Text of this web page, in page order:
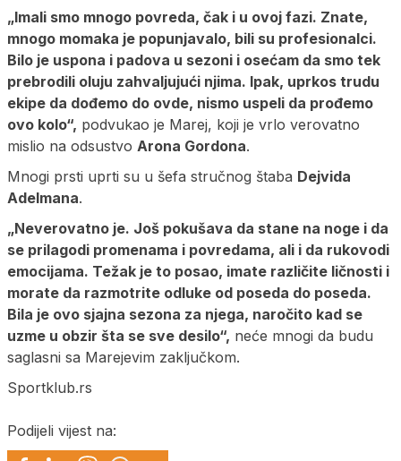
„Imali smo mnogo povreda, čak i u ovoj fazi. Znate,
mnogo momaka je popunjavalo, bili su profesionalci.
Bilo je uspona i padova u sezoni i osećam da smo tek
prebrodili oluju zahvaljujući njima. Ipak, uprkos trudu
ekipe da dođemo do ovde, nismo uspeli da prođemo
ovo kolo“, podvukao je Marej, koji je vrlo verovatno
mislio na odsustvo Arona Gordona.
Mnogi prsti uprti su u šefa stručnog štaba Dejvida
Adelmana.
„Neverovatno je. Još pokušava da stane na noge i da
se prilagodi promenama i povredama, ali i da rukovodi
emocijama. Težak je to posao, imate različite ličnosti i
morate da razmotrite odluke od poseda do poseda.
Bila je ovo sjajna sezona za njega, naročito kad se
uzme u obzir šta se sve desilo“, neće mnogi da budu
saglasni sa Marejevim zaključkom.
Sportklub.rs
Podijeli vijest na: